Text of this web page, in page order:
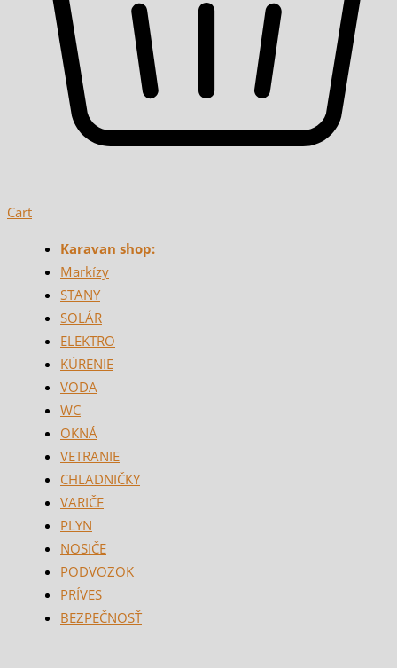
Cart
Karavan shop:
Markízy
STANY
SOLÁR
ELEKTRO
KÚRENIE
VODA
WC
OKNÁ
VETRANIE
CHLADNIČKY
VARIČE
PLYN
NOSIČE
PODVOZOK
PRÍVES
BEZPEČNOSŤ